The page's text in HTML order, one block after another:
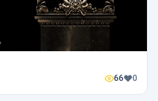
66 0